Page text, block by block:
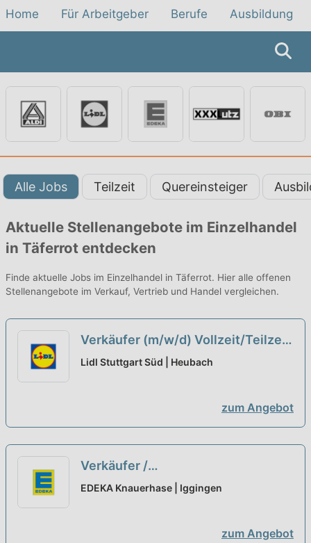
Home Für Arbeitgeber Berufe Ausbildung
Alle Jobs Teilzeit Quereinsteiger
Aktuelle Stellenangebote im Einzelhandel
in Täferrot entdecken
Finde aktuelle Jobs im Einzelhandel in Täferrot. Hier alle offenen
Stellenangebote im Verkauf, Vertrieb und Handel vergleichen.
Verkäufer (m/w/d) Vollzeit/Teilzeit
unbefristet neu
Lidl Stuttgart Süd | Heubach
zum Angebot
Verkäufer /
Einzelhandelskaufmann - Kasse /
EDEKA Knauerhase | Iggingen
zum Angebot